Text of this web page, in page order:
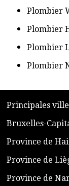
​Plombier
​Plombier
​Plombier
​Plombier
​Principales
​Bruxelles-
​Province de
Province de
​Province de